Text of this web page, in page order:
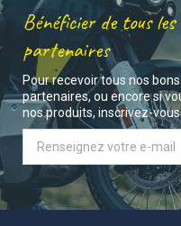
Bénéficier de tous
partenaires
Pour recevoir tous nos
partenaires, ou encore si
nos produits, inscrivez-